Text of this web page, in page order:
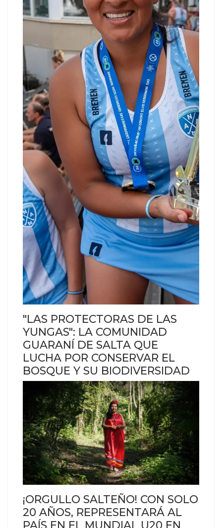
"LAS PROTECTORAS DE LAS
YUNGAS": LA COMUNIDAD
GUARANÍ DE SALTA QUE
LUCHA POR CONSERVAR EL
BOSQUE Y SU BIODIVERSIDAD
¡ORGULLO SALTEÑO! CON SOLO
20 AÑOS, REPRESENTARÁ AL
PAÍS EN EL MUNDIAL U20 EN